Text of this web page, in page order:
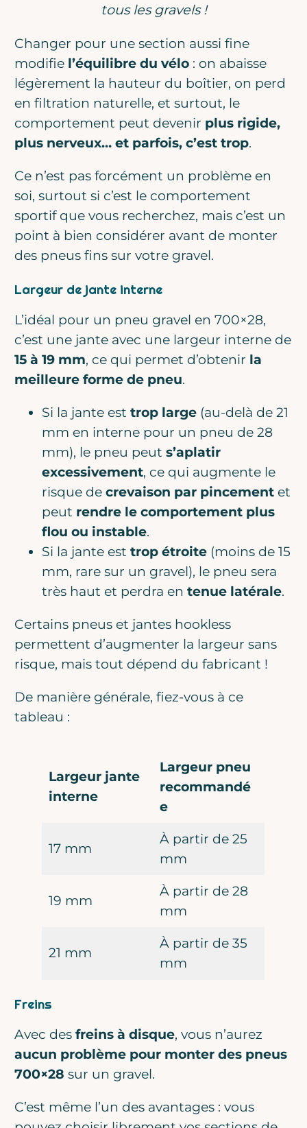
tous les gravels !
Changer pour une section aussi fine
modifie l’équilibre du vélo : on abaisse
légèrement la hauteur du boîtier, on perd
en filtration naturelle, et surtout, le
comportement peut devenir plus rigide,
plus nerveux… et parfois, c’est trop.
Ce n’est pas forcément un problème en
soi, surtout si c’est le comportement
sportif que vous recherchez, mais c’est un
point à bien considérer avant de monter
des pneus fins sur votre gravel.
Largeur de jante interne
L’idéal pour un pneu gravel en 700×28,
c’est une jante avec une largeur interne de
15 à 19 mm, ce qui permet d’obtenir la
meilleure forme de pneu.
Si la jante esttrop large (au-delà de 21
mm en interne pour un pneu de 28
mm), le pneu peuts’aplatir
excessivement, ce qui augmente le
risque decrevaison par pincement et
peut rendre le comportement plus
flou ou instable.
Si la jante esttrop étroite (moins de 15
mm, rare sur un gravel), le pneu sera
très haut et perdra entenue latérale.
Certains pneus et jantes hookless
permettent d’augmenter la largeur sans
risque, mais tout dépend du fabricant !
De manière générale, fiez-vous à ce
tableau :
Largeur jante
interne
Largeur pneu
recommandé
e
17 mm
À partir de 25
mm
19 mm
À partir de 28
mm
21 mm
À partir de 35
mm
Freins
Avec desfreins à disque, vous n’aurez
aucun problème pour monter des pneus
700×28 sur un gravel.
C’est même l’un des avantages : vous